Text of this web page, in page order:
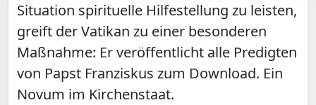
Situation spirituelle Hilfestellung zu leisten,
greift der Vatikan zu einer besonderen
Maßnahme: Er veröffentlicht alle Predigten
von Papst Franziskus zum Download. Ein
Novum im Kirchenstaat.